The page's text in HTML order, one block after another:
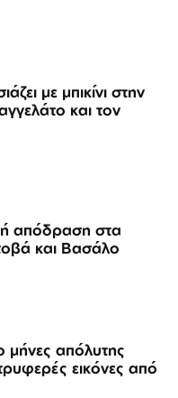
με μπικίνι στην
και τον
απόδραση στα
και Βασάλο
μήνες απόλυτης
εικόνες από